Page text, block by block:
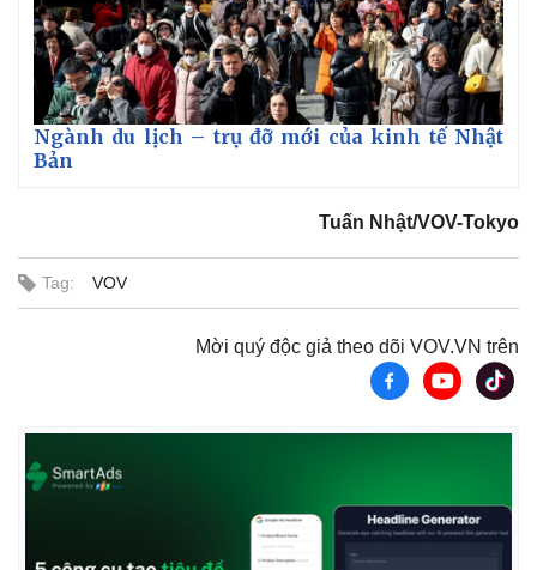
Ngành du lịch – trụ đỡ mới của kinh tế Nhật
Bản
Tuấn Nhật/VOV-Tokyo
Tag: VOV
Mời quý độc giả theo dõi VOV.VN trên